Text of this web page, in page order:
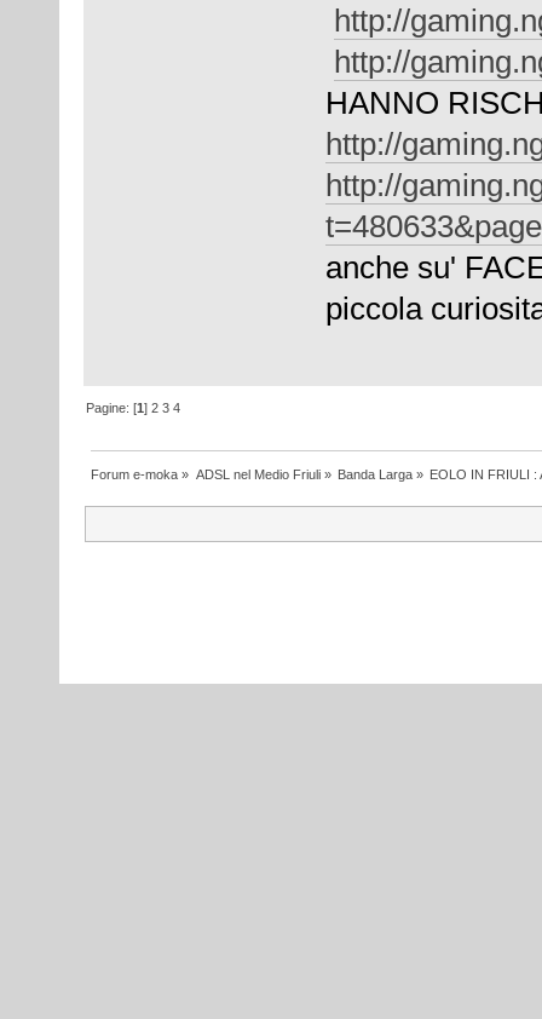
http://
http://
HANNO
http://
http://
anche su'
piccola
Pagine: [1]2 3 4
Forum e-moka » ADSL nel Medio Friuli» Banda Larga» EOLO IN FRIULI :